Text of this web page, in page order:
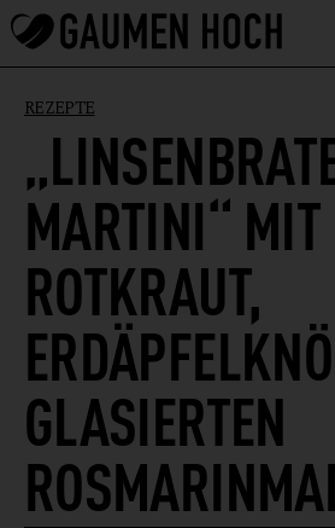
REZEPTE
MARTINI“ MIT
ROTKRAUT,
GLASIERTEN